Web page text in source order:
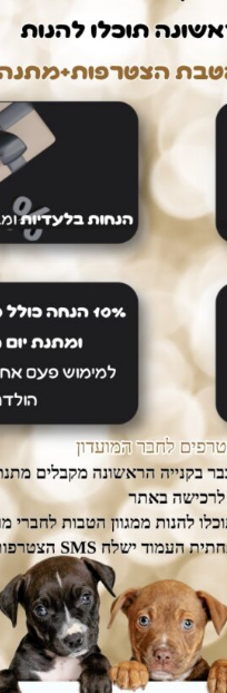
קטגוריותSatisfaction
,
דואגים לבטחון
רכישה בטוחה
ממשק הזמנות מאובטח
יחסוך לכם זמן יקר בהזמנת